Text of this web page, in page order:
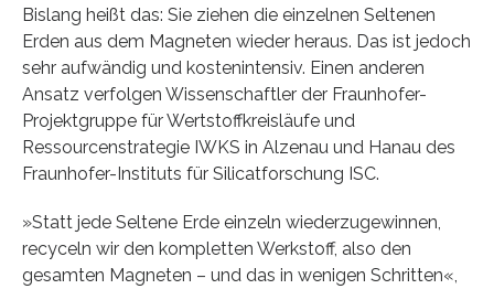
Bislang heißt das: Sie ziehen die einzelnen Seltenen
Erden aus dem Magneten wieder heraus. Das ist jedoch
sehr aufwändig und kostenintensiv. Einen anderen
Ansatz verfolgen Wissenschaftler der Fraunhofer-
Projektgruppe für Wertstoffkreisläufe und
Ressourcenstrategie IWKS in Alzenau und Hanau des
Fraunhofer-Instituts für Silicatforschung ISC.
»Statt jede Seltene Erde einzeln wiederzugewinnen,
recyceln wir den kompletten Werkstoff, also den
gesamten Magneten – und das in wenigen Schritten«,